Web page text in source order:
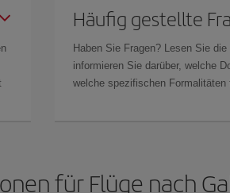
Häufig gestellte
Haben Sie Fragen? Lesen Sie die
informieren Sie darüber, welche
welche spezifischen Formalitäten
für Flüge nach